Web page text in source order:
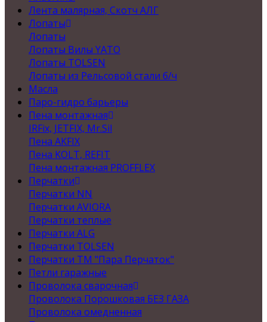
Лента малярная, Скотч АЛГ
Лопаты
Лопаты
Лопаты Вилы YATO
Лопаты TOLSEN
Лопаты из Рельсовой стали б/ч
Масла
Паро-гидро барьеры
Пена монтажная
IRFix, JETFIX, Mr.Sil
Пена AKFIX
Пена KOLT, REFIT
Пена монтажная PROFFLEX
Перчатки
Перчатки NN
Перчатки AVIORA
Перчатки теплые
Перчатки ALG
Перчатки TOLSEN
Перчатки ТМ "Пара Перчаток"
Петли гаражные
Проволока сварочная
Проволока Порошковая БЕЗ ГАЗА
Проволока омедненная